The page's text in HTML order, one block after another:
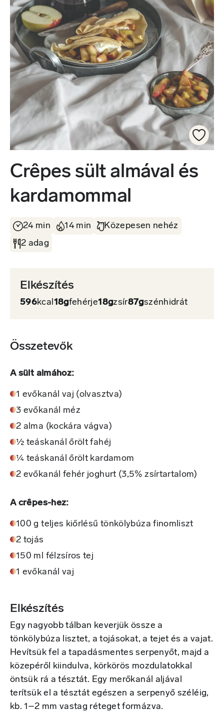
Crêpes sült almával és
kardamommal
24 min 14 min
Közepesen nehéz
2 adag
Elkészítés
596kcal18gfehérje18gzsír87gszénhidrát
Összetevők
A sült almához:
1 evőkanál vaj (olvasztva)
3 evőkanál méz
2 alma (kockára vágva)
½ teáskanál őrölt fahéj
¼ teáskanál őrölt kardamom
2 evőkanál fehér joghurt (3,5% zsírtartalom)
A crêpes-hez:
100 g teljes kiőrlésű tönkölybúza finomliszt
2 tojás
150 ml félzsíros tej
1 evőkanál vaj
Elkészítés
Egy nagyobb tálban keverjük össze a
tönkölybúza lisztet, a tojásokat, a tejet és a vajat.
Hevítsük fel a tapadásmentes serpenyőt, majd a
közepéről kiindulva, körkörös mozdulatokkal
öntsük rá a tésztát. Egy merőkanál aljával
terítsük el a tésztát egészen a serpenyő széléig,
kb. 1–2 mm vastag réteget formázva.